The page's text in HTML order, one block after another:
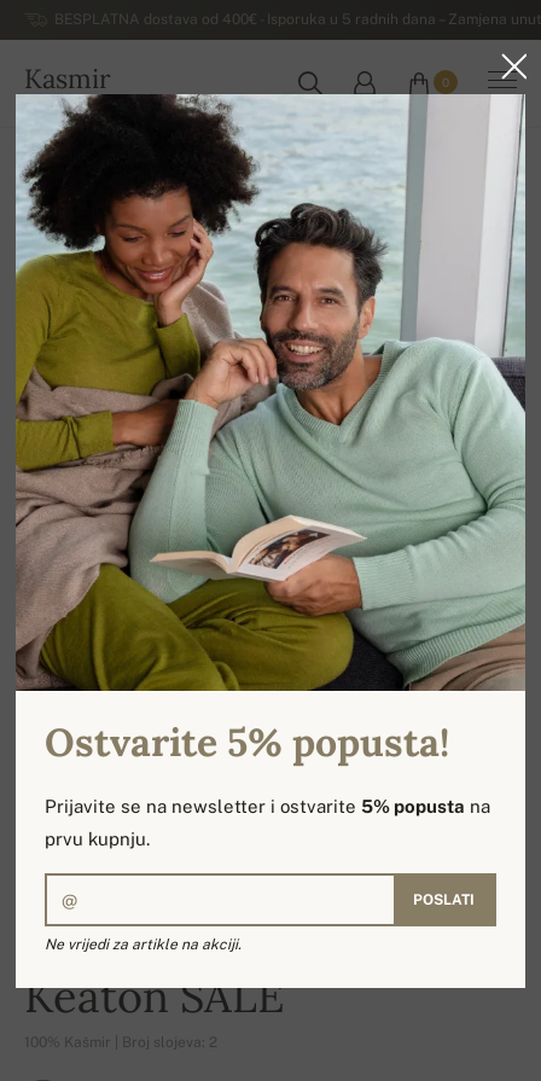
BESPLATNA dostava od 400€ - Isporuka u 5 radnih dana – Zamjena
Kasmir
HRVATSKA
0
Kuća
-17%
Keaton SALE
100% Kašmir | Broj slojeva: 2
Ostvarite 5% popusta!
Prijavite se na newsletter i ostvarite5% popusta na
prvu kupnju.
POSLATI
Ne vrijedi za artikle na akciji.